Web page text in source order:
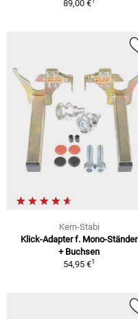
89,00 €
Kern-Stabi
Klick-Adapter f. Mono-Ständer
+ Buchsen
54,95 €1